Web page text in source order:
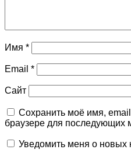
Имя *
Email *
Сайт
Сохранить моё имя,
браузере для последующих
Уведомить меня о новых